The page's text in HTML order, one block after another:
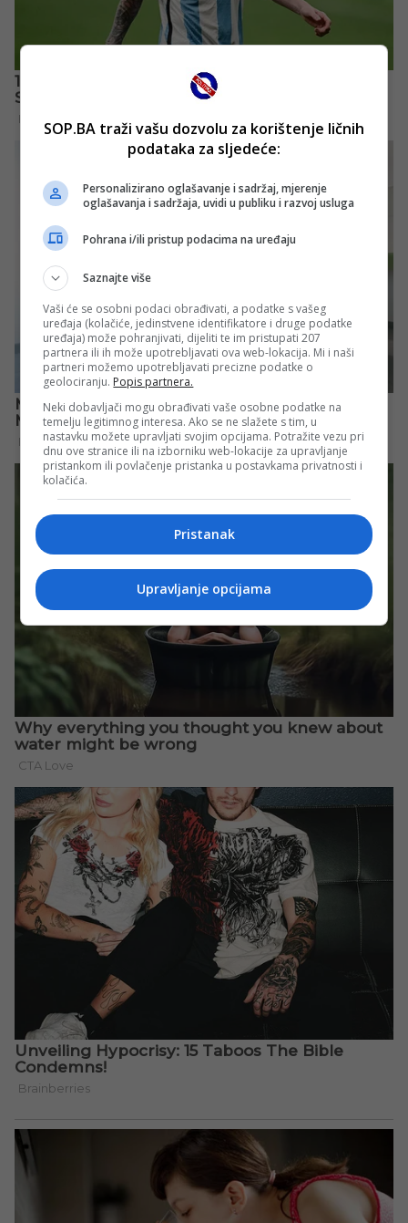
SOP.BA traži vašu dozvolu za korištenje ličnih
podataka za sljedeće:
Personalizirano oglašavanje i sadržaj, mjerenje
oglašavanja i sadržaja, uvidi u publiku i razvoj usluga
Pohrana i/ili pristup podacima na uređaju
Saznajte više
Vaši će se osobni podaci obrađivati, a podatke s vašeg
uređaja (kolačiće, jedinstvene identifikatore i druge podatke
uređaja) može pohranjivati, dijeliti te im pristupati 207
partnera ili ih može upotrebljavati ova web-lokacija. Mi i naši
partneri možemo upotrebljavati precizne podatke o
geolociranju. Popis partnera.
Neki dobavljači mogu obrađivati vaše osobne podatke na
temelju legitimnog interesa. Ako se ne slažete s tim, u
nastavku možete upravljati svojim opcijama. Potražite vezu pri
dnu ove stranice ili na izborniku web-lokacije za upravljanje
pristankom ili povlačenje pristanka u postavkama privatnosti i
kolačića.
Pristanak
Upravljanje opcijama